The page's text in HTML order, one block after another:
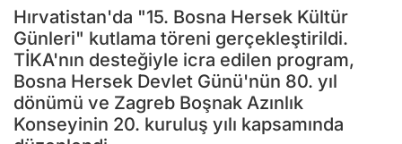
Hırvatistan'da "15. Bosna Hersek Kültür
Günleri" kutlama töreni gerçekleştirildi.
TİKA'nın desteğiyle icra edilen program,
Bosna Hersek Devlet Günü'nün 80. yıl
dönümü ve Zagreb Boşnak Azınlık
Konseyinin 20. kuruluş yılı kapsamında